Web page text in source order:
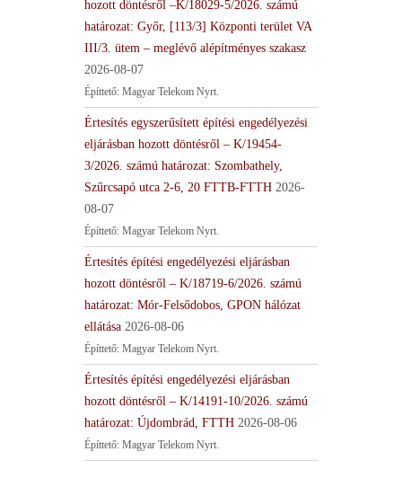
hozott döntésről –K/18029-5/2026. számú
határozat: Győr, [113/3] Központi terület VA
III/3. ütem – meglévő alépítményes szakasz
2026-08-07
Építtető: Magyar Telekom Nyrt.
Értesítés egyszerűsített építési engedélyezési
eljárásban hozott döntésről – K/19454-
3/2026. számú határozat: Szombathely,
Szűrcsapó utca 2-6, 20 FTTB-FTTH 2026-
08-07
Építtető: Magyar Telekom Nyrt.
Értesítés építési engedélyezési eljárásban
hozott döntésről – K/18719-6/2026. számú
határozat: Mór-Felsődobos, GPON hálózat
ellátása 2026-08-06
Építtető: Magyar Telekom Nyrt.
Értesítés építési engedélyezési eljárásban
hozott döntésről – K/14191-10/2026. számú
határozat: Újdombrád, FTTH 2026-08-06
Építtető: Magyar Telekom Nyrt.